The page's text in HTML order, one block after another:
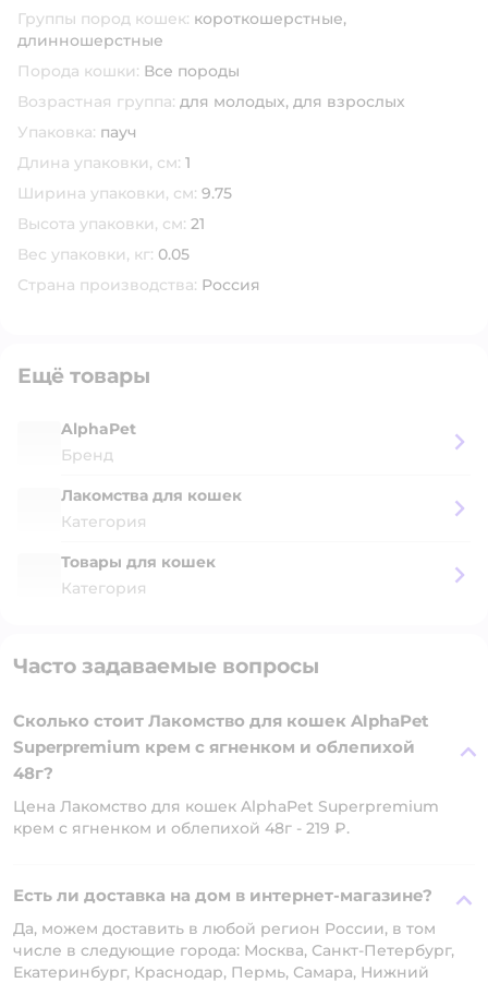
Группы пород кошек: короткошерстные,
длинношерстные
Порода кошки: Все породы
Возрастная группа: для молодых, для взрослых
Упаковка: пауч
Длина упаковки, см: 1
Ширина упаковки, см: 9.75
Высота упаковки, см: 21
Вес упаковки, кг: 0.05
Страна производства: Россия
Ещё товары
AlphaPet
Бренд
Лакомства для кошек
Категория
Товары для кошек
Категория
Часто задаваемые вопросы
Сколько стоит Лакомство для кошек AlphaPet
Superpremium крем с ягненком и облепихой
48г?
Цена Лакомство для кошек AlphaPet Superpremium
крем с ягненком и облепихой 48г - 219 ₽.
Есть ли доставка на дом в интернет-магазине?
Да, можем доставить в любой регион России, в том
числе в следующие города: Москва, Санкт-Петербург,
Екатеринбург, Краснодар, Пермь, Самара, Нижний